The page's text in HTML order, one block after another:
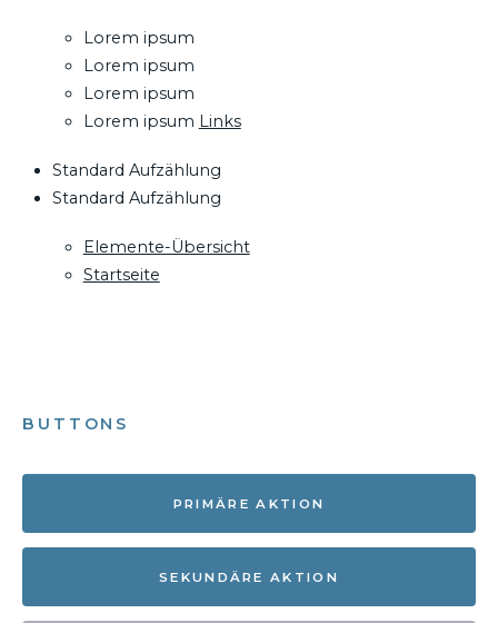
Lorem ipsum
Lorem ipsum
Lorem ipsum
Lorem ipsum Links
Standard Aufzählung
Standard Aufzählung
Elemente-Übersicht
Startseite
BUTTONS
PRIMÄRE AKTION
SEKUNDÄRE AKTION